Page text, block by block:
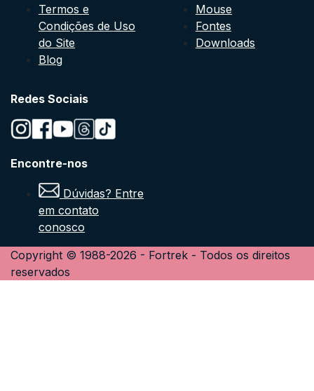
Termos e
Condições de Uso
do Site
Blog
Mouse
Fontes
Downloads
Redes Sociais
Encontre-nos
Dúvidas? Entre
em contato
conosco
Copyright © 1988-2026 - Fortrek - Todos os direitos
reservados